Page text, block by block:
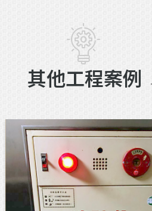
其他工程案例